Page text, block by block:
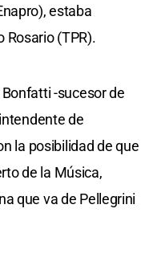
estaba
Rosario (TPR).
-sucesor de
de
la posibilidad de que
de la Música,
que va de Pellegrini